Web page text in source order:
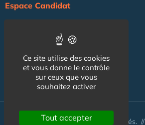
Espace Candidat
Agenda
NOS AUTRES SITES :
© Australis 2026 - Tous droits réservés. //
Ce site utilise des cookies
et vous donne le contrôle
sur ceux que vous
souhaitez activer
Tout accepter